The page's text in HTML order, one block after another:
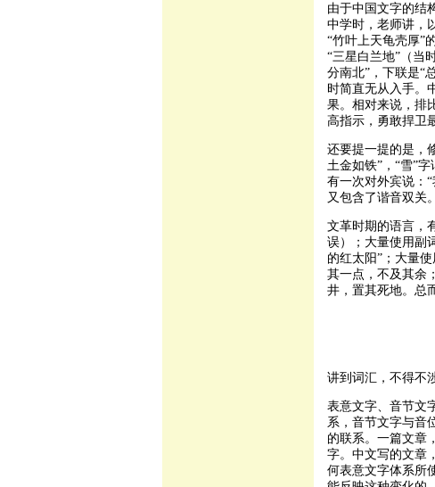
由于中国文字的结
中学时，老师讲，
“竹叶上天龟壳厚”
“三星白兰地”（当
分南北”，下联是“
时简直无从入手。
果。相对来说，排
高指示，勇敢捍卫
还要提一提的是，
土金如铁”，“雪”
有一次对外宾说：
又包含了谐音双关。
文革时期的语言，
误）；大量使用副
的红太阳”；大量
其一点，不及其余
井，置其死地。总
讲到词汇，不得不
表意文字、音节文
系，音节文字与音
的联系。一篇文章
字。中文写的文章
何表意文字体系所